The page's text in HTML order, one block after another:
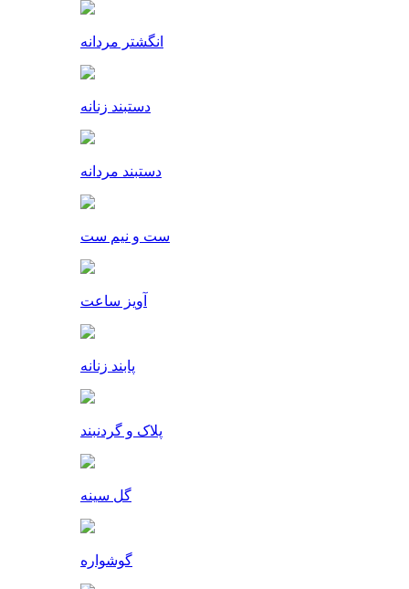
انگشتر مردانه
دستبند زنانه
دستبند مردانه
ست و نیم ست
آویز ساعت
پابند زنانه
پلاک و گردنبند
گل سینه
گوشواره